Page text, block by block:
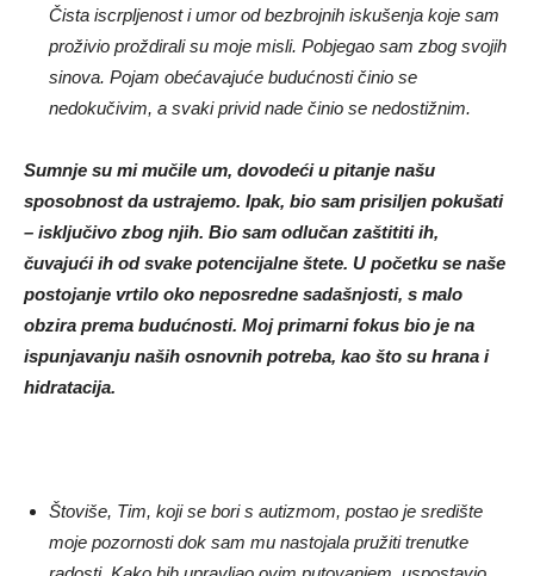
Čista iscrpljenost i umor od bezbrojnih iskušenja koje sam
proživio proždirali su moje misli. Pobjegao sam zbog svojih
sinova. Pojam obećavajuće budućnosti činio se
nedokučivim, a svaki privid nade činio se nedostižnim.
Sumnje su mi mučile um, dovodeći u pitanje našu
sposobnost da ustrajemo. Ipak, bio sam prisiljen pokušati
– isključivo zbog njih. Bio sam odlučan zaštititi ih,
čuvajući ih od svake potencijalne štete. U početku se naše
postojanje vrtilo oko neposredne sadašnjosti, s malo
obzira prema budućnosti. Moj primarni fokus bio je na
ispunjavanju naših osnovnih potreba, kao što su hrana i
hidratacija.
Štoviše, Tim, koji se bori s autizmom, postao je središte
moje pozornosti dok sam mu nastojala pružiti trenutke